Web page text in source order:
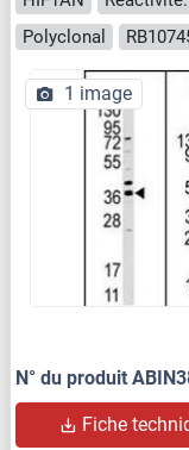
Polyclonal
1 image
N° du produit
Fiche